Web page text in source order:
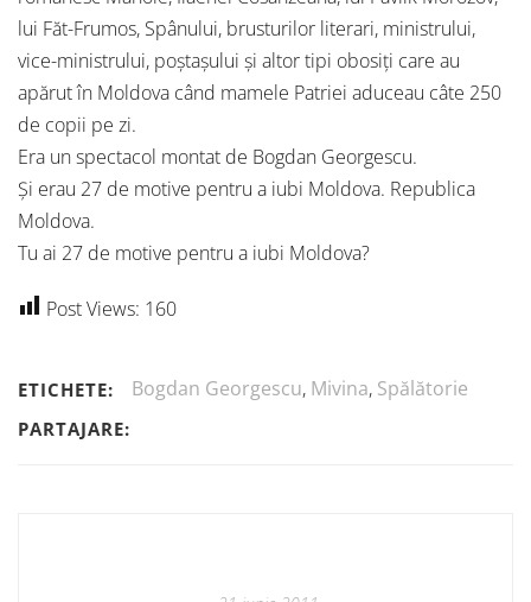
lui Făt-Frumos, Spânului, brusturilor literari, ministrului,
vice-ministrului, poștașului și altor tipi obosiți care au
apărut în Moldova când mamele Patriei aduceau câte 250
de copii pe zi.
Era un spectacol montat de Bogdan Georgescu.
Și erau 27 de motive pentru a iubi Moldova. Republica
Moldova.
Tu ai 27 de motive pentru a iubi Moldova?
Post Views: 160
ETICHETE: Bogdan Georgescu, Mivina, Spălătorie
PARTAJARE: